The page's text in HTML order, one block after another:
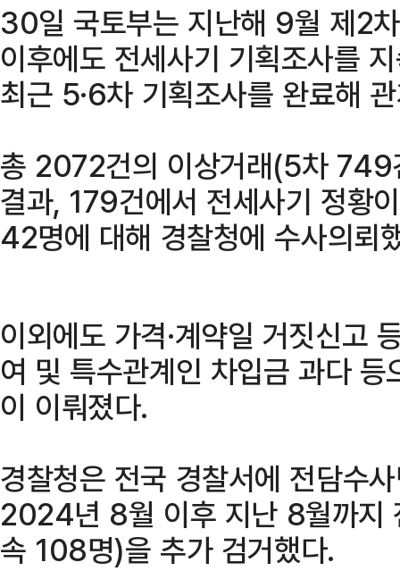
30일 국토부는 지난해 9월 제2
이후에도 전세사기 기획조사를
최근 5·6차 기획조사를 완료해
총 2072건의 이상거래(5차
결과, 179건에서 전세사기 정황
42명에 대해 경찰청에 수사의뢰
이외에도 가격·계약일 거짓신고
여 및 특수관계인 차입금 과다
이 이뤄졌다.
경찰청은 전국 경찰서에 전담수
2024년 8월 이후 지난 8월까지
속 108명)을 추가 검거했다.